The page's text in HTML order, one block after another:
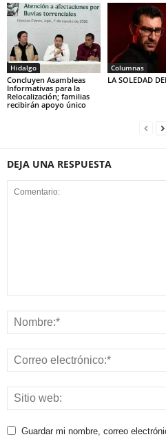
Hidalgo
Concluyen Asambleas
Informativas para la
Relocalización; familias
recibirán apoyo único
Columnas
LA SOLEDAD
DEJA UNA RESPUESTA
Guardar mi nombre, correo